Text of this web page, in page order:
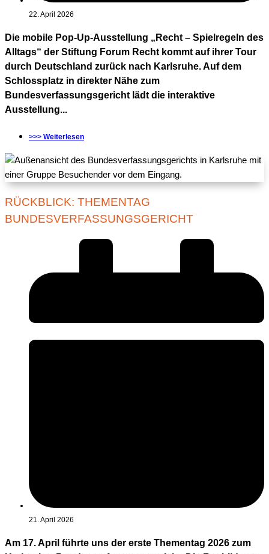
22. April 2026
Die mobile Pop-Up-Ausstellung „Recht – Spielregeln des
Alltags“ der Stiftung Forum Recht kommt auf ihrer Tour
durch Deutschland zurück nach Karlsruhe. Auf dem
Schlossplatz in direkter Nähe zum
Bundesverfassungsgericht lädt die interaktive
Ausstellung...
>>> Weiterlesen
RÜCKBLICK: THEMENTAG
BUNDESVERFASSUNGSGERICHT
21. April 2026
Am 17. April führte uns der erste Thementag 2026 zum